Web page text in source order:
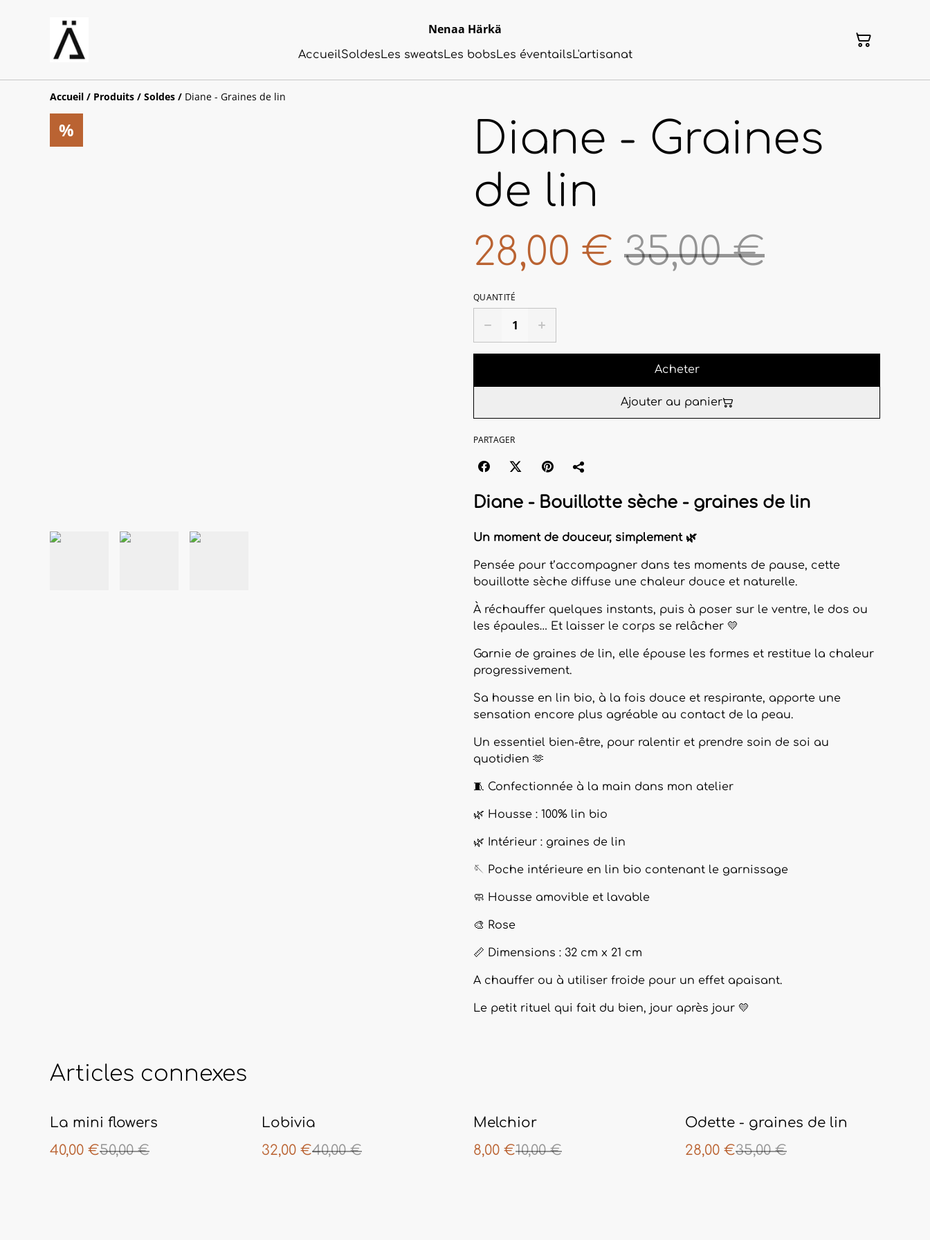
Nenaa Härkä
AccueilSoldesLes sweatsLes bobsLes éventailsL'artisanat
Accueil / Produits / Soldes / Diane - Graines de lin
%
Diane - Graines
de lin
28,00 € 35,00 €
QUANTITÉ
Acheter
Ajouter au panier
PARTAGER
Diane - Bouillotte sèche - graines de lin
Un moment de douceur, simplement 🌿
Pensée pour t’accompagner dans tes moments de pause, cette
bouillotte sèche diffuse une chaleur douce et naturelle.
À réchauffer quelques instants, puis à poser sur le ventre, le dos ou
les épaules… Et laisser le corps se relâcher 💛
Garnie de graines de lin, elle épouse les formes et restitue la chaleur
progressivement.
Sa housse en lin bio, à la fois douce et respirante, apporte une
sensation encore plus agréable au contact de la peau.
Un essentiel bien-être, pour ralentir et prendre soin de soi au
quotidien 🫶
🧵 Confectionnée à la main dans mon atelier
🌿 Housse : 100% lin bio
🌿 Intérieur : graines de lin
🪡 Poche intérieure en lin bio contenant le garnissage
🧼 Housse amovible et lavable
🎨 Rose
📏 Dimensions : 32 cm x 21 cm
A chauffer ou à utiliser froide pour un effet apaisant.
Le petit rituel qui fait du bien, jour après jour 💛
Articles connexes
%
La mini flowers
40,00 €50,00 €
%
Lobivia
32,00 €40,00 €
%
Melchior
8,00 €10,00 €
%
Odette - graines de lin
28,00 €35,00 €